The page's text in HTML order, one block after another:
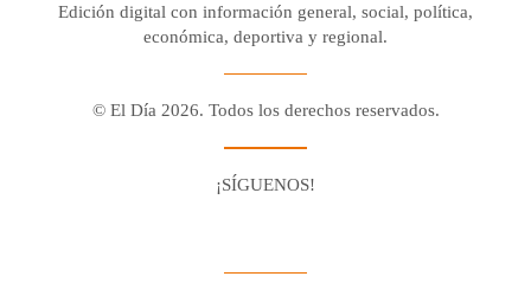
Edición digital con información general, social, política,
económica, deportiva y regional.
© El Día 2026. Todos los derechos reservados.
¡SÍGUENOS!